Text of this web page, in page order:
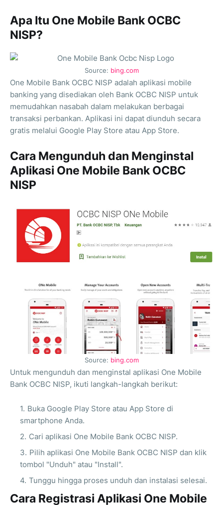
Apa Itu One Mobile Bank OCBC
NISP?
Source: bing.com
One Mobile Bank OCBC NISP adalah aplikasi mobile
banking yang disediakan oleh Bank OCBC NISP untuk
memudahkan nasabah dalam melakukan berbagai
transaksi perbankan. Aplikasi ini dapat diunduh secara
gratis melalui Google Play Store atau App Store.
Cara Mengunduh dan Menginstal
Aplikasi One Mobile Bank OCBC
NISP
Source: bing.com
Untuk mengunduh dan menginstal aplikasi One Mobile
Bank OCBC NISP, ikuti langkah-langkah berikut:
Buka Google Play Store atau App Store di
smartphone Anda.
Cari aplikasi One Mobile Bank OCBC NISP.
Pilih aplikasi One Mobile Bank OCBC NISP dan klik
tombol "Unduh" atau "Install".
Tunggu hingga proses unduh dan instalasi selesai.
Cara Registrasi Aplikasi One Mobile